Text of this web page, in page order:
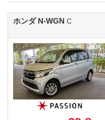
ホンダ N-WGNC